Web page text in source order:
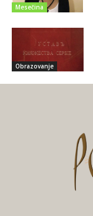
Mesečina
Obrazovanje